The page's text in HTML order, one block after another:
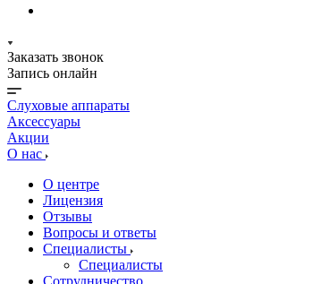
Заказать звонок
Запись онлайн
Слуховые аппараты
Аксессуары
Акции
О нас
О центре
Лицензия
Отзывы
Вопросы и ответы
Специалисты
Специалисты
Сотрудничество